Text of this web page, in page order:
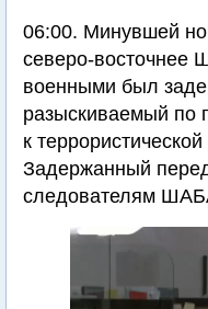
06:00. Минувшей
северо-восточнее
военными был
разыскиваемый по
к
Задержанный
следователям